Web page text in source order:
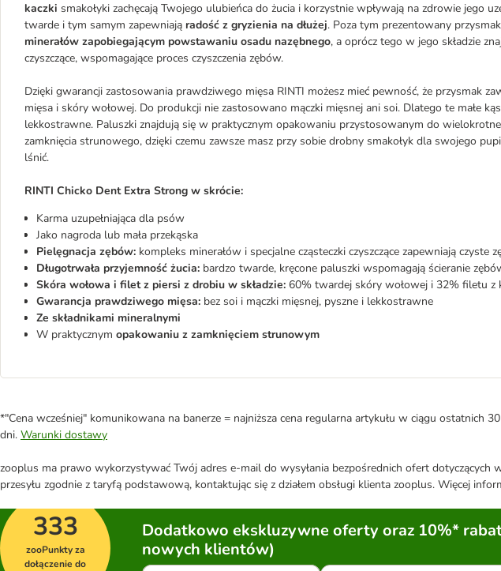
kaczki smakołyki zachęcają Twojego ulubieńca do żucia i korzystnie wpływają na zdrowie jego
twarde i tym samym zapewniają radość z gryzienia na dłużej. Poza tym prezentowany
minerałów zapobiegającym powstawaniu osadu nazębnego, a oprócz tego w jego składzie
czyszczące, wspomagające proces czyszczenia zębów.
Dzięki gwarancji zastosowania prawdziwego mięsa RINTI możesz mieć pewność, że przysmak
mięsa i skóry wołowej. Do produkcji nie zastosowano mączki mięsnej ani soi. Dlatego te małe
lekkostrawne. Paluszki znajdują się w praktycznym opakowaniu przystosowanym do
zamknięcia strunowego, dzięki czemu zawsze masz przy sobie drobny smakołyk dla swojego
lśnić.
RINTI Chicko Dent Extra Strong w skrócie:
Karma uzupełniająca dla psów
Jako nagroda lub mała przekąska
Pielęgnacja zębów: kompleks minerałów i specjalne cząsteczki czyszczące zapewniają czyste
Długotrwała przyjemność żucia: bardzo twarde, kręcone paluszki wspomagają ścieranie
Skóra wołowa i filet z piersi z drobiu w składzie: 60% twardej skóry wołowej i 32% filetu z
Gwarancja prawdziwego mięsa: bez soi i mączki mięsnej, pyszne i lekkostrawne
Ze składnikami mineralnymi
W praktycznym opakowaniu z zamknięciem strunowym
*"Cena wcześniej" komunikowana na banerze = najniższa cena regularna artykułu w ciągu ostatnich 30
dni. Warunki dostawy
zooplus ma prawo wykorzystywać Twój adres e-mail do wysyłania bezpośrednich ofert
przesyłu zgodnie z taryfą podstawową, kontaktując się z działem obsługi klienta zooplus. Więcej
333
zooPunkty za
dołączenie do
Dodatkowo ekskluzywne oferty oraz 10%*
nowych klientów)